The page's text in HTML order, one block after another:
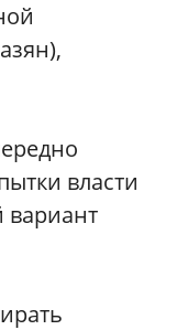
власти
вариант